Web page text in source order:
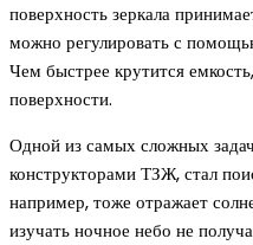
поверхность зеркала
можно регулировать с
Чем быстрее крутится
поверхности.
Одной из самых сложных
конструкторами ТЗЖ, стал
например, тоже отражает
изучать ночное небо не